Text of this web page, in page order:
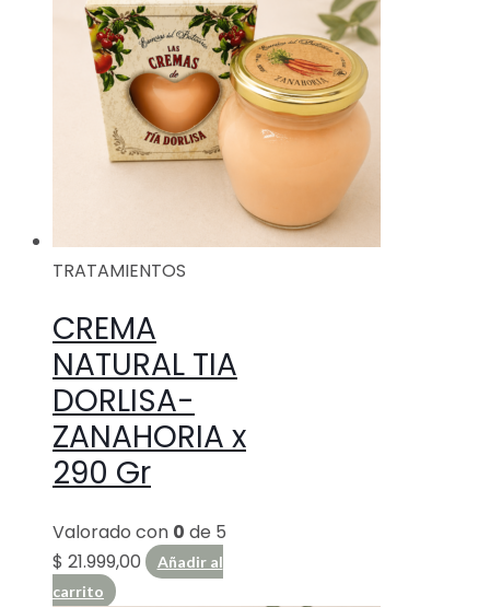
TRATAMIENTOS
CREMA
NATURAL TIA
DORLISA-
ZANAHORIA x
290 Gr
Valorado con 0 de 5
$ 21.999,00
Añadir al
carrito